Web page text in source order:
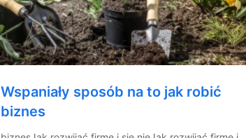
Wspaniały sposób na to jak robić
biznes